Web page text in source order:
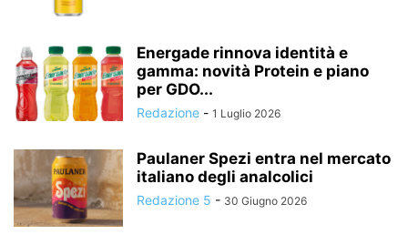
Energade rinnova identità e
gamma: novità Protein e piano
per GDO...
Redazione - 1 Luglio 2026
Paulaner Spezi entra nel mercato
italiano degli analcolici
Redazione 5 - 30 Giugno 2026